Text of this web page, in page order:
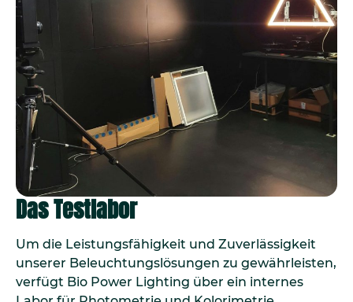
Das Testlabor
Um die Leistungsfähigkeit und Zuverlässigkeit
unserer Beleuchtungslösungen zu gewährleisten,
verfügt Bio Power Lighting über ein internes